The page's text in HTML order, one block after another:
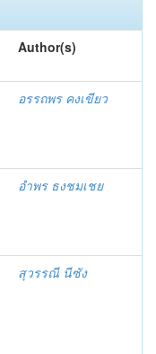
Author(s)
อรรถพร คงเขียว
อำพร ธงชมเชย
สุวรรณี นีซัง